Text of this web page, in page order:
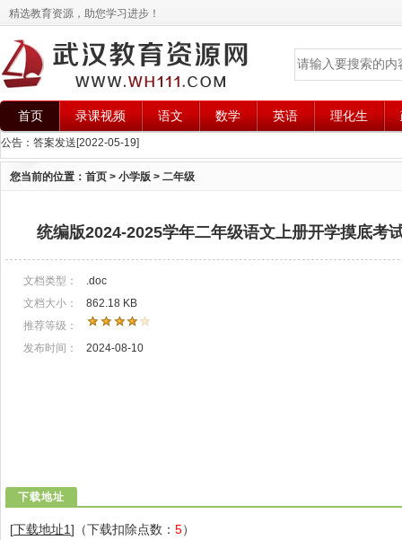
精选教育资源，助您学习进步！
首页 录课视频 语文 数学 英语 理化生
公告： 答案发送 [2022-05-19]
您当前的位置： 首页 > 小学版 > 二年级
统编版2024-2025学年二年级语文上册开学摸底考
文档类型：
.doc
文档大小：
862.18 KB
推荐等级：
发布时间：
2024-08-10
下载地址
[下载地址1]（下载扣除点数： 5）